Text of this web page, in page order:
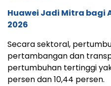
Huawei Jadi Mitra bagi
2026
Secara sektoral,
pertambangan dan
pertumbuhan tertinggi
persen dan 10,44 persen.